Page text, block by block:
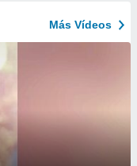
Más Vídeos